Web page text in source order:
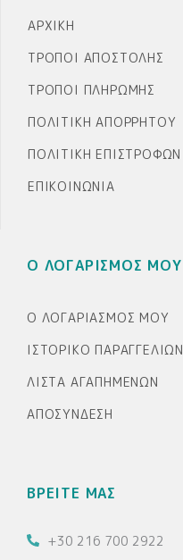
ΑΡΧΙΚΉ
ΤΡΌΠΟΙ ΑΠΟΣΤΟΛΉΣ
ΤΡΌΠΟΙ ΠΛΗΡΩΜΉΣ
ΠΟΛΙΤΙΚΉ ΑΠΟΡΡΉΤΟΥ
ΠΟΛΙΤΙΚΉ ΕΠΙΣΤΡΟΦΏΝ
ΕΠΙΚΟΙΝΩΝΊΑ
Ο ΛΟΓΑΡΙΣΜΟΣ ΜΟΥ
Ο ΛΟΓΑΡΙΑΣΜΌΣ ΜΟΥ
ΙΣΤΟΡΙΚΌ ΠΑΡΑΓΓΕΛΙΏΝ
ΛΊΣΤΑ ΑΓΑΠΗΜΈΝΩΝ
ΑΠΟΣΎΝΔΕΣΗ
ΒΡΕΙΤΕ ΜΑΣ
+30 216 700 2922